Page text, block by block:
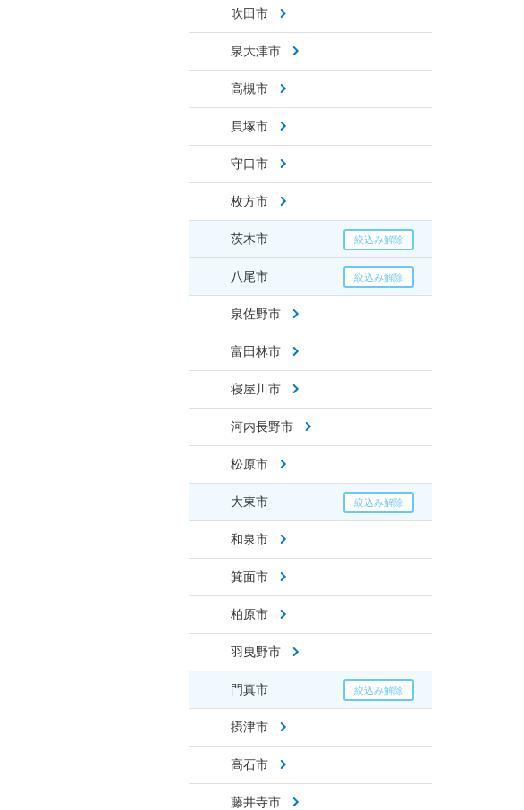
吹田市
泉大津市
高槻市
貝塚市
守口市
枚方市
茨木市
八尾市
泉佐野市
富田林市
寝屋川市
河内長野市
松原市
大東市
和泉市
箕面市
柏原市
羽曳野市
門真市
摂津市
高石市
藤井寺市